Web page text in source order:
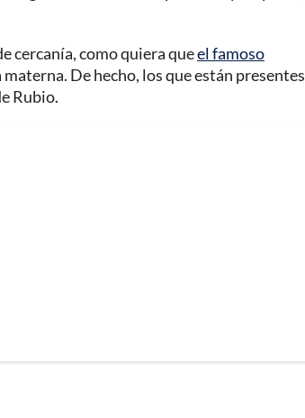
cercanía, como quiera queel famoso
materna. De hecho, los que están presentes
Rubio.